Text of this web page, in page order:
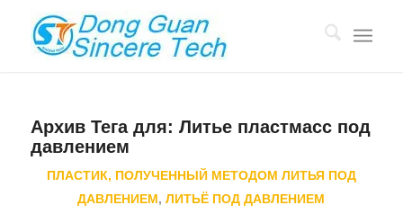
Архив Тега для: Литье пластмасс под
давлением
ПЛАСТИК, ПОЛУЧЕННЫЙ МЕТОДОМ ЛИТЬЯ ПОД
ДАВЛЕНИЕМ,ЛИТЬЁ ПОД ДАВЛЕНИЕМ